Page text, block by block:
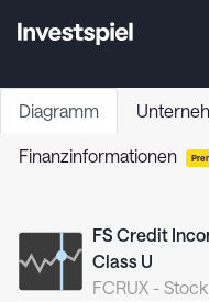
Diagramm
Finanzinformationen
FS Credit
Class U
FCRUX - Stock